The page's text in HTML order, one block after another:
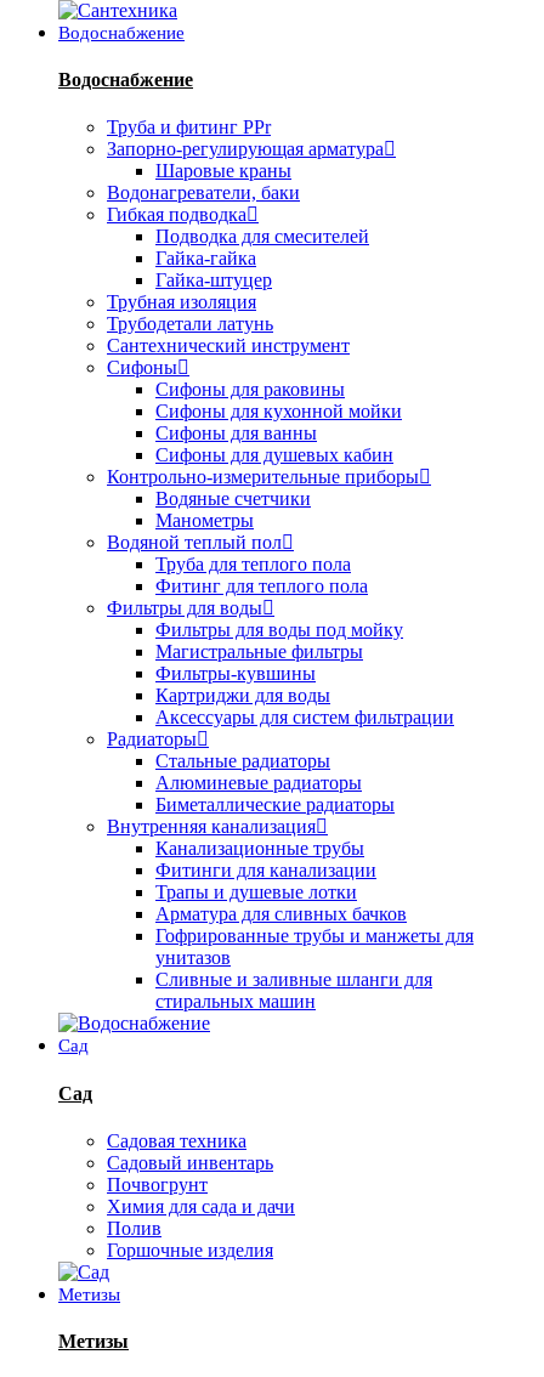
Водоснабжение
Водоснабжение
Труба и фитинг PPr
Запорно-регулирующая арматура
Шаровые краны
Водонагреватели, баки
Гибкая подводка
Подводка для смесителей
Гайка-гайка
Гайка-штуцер
Трубная изоляция
Трубодетали латунь
Сантехнический инструмент
Сифоны
Сифоны для раковины
Сифоны для кухонной мойки
Сифоны для ванны
Сифоны для душевых кабин
Контрольно-измерительные приборы
Водяные счетчики
Манометры
Водяной теплый пол
Труба для теплого пола
Фитинг для теплого пола
Фильтры для воды
Фильтры для воды под мойку
Магистральные фильтры
Фильтры-кувшины
Картриджи для воды
Аксессуары для систем фильтрации
Радиаторы
Стальные радиаторы
Алюминевые радиаторы
Биметаллические радиаторы
Внутренняя канализация
Канализационные трубы
Фитинги для канализации
Трапы и душевые лотки
Арматура для сливных бачков
Гофрированные трубы и манжеты для
унитазов
Сливные и заливные шланги для
стиральных машин
Сад
Сад
Садовая техника
Садовый инвентарь
Почвогрунт
Химия для сада и дачи
Полив
Горшочные изделия
Метизы
Метизы